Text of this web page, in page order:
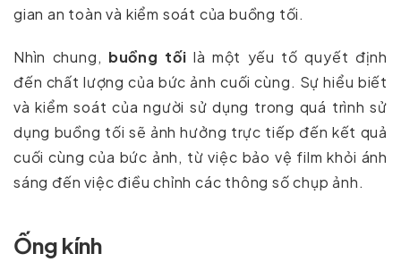
gian an toàn và kiểm soát của buồng tối.
Nhìn chung, buồng tối là một yếu tố quyết định
đến chất lượng của bức ảnh cuối cùng. Sự hiểu biết
và kiểm soát của người sử dụng trong quá trình sử
dụng buồng tối sẽ ảnh hưởng trực tiếp đến kết quả
cuối cùng của bức ảnh, từ việc bảo vệ film khỏi ánh
sáng đến việc điều chỉnh các thông số chụp ảnh.
Ống kính